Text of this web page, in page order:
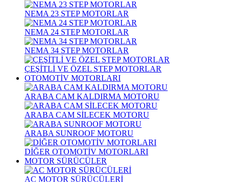
NEMA 23 STEP MOTORLAR
NEMA 24 STEP MOTORLAR
NEMA 34 STEP MOTORLAR
ÇEŞİTLİ VE ÖZEL STEP MOTORLAR
OTOMOTİV MOTORLARI
ARABA CAM KALDIRMA MOTORU
ARABA CAM SİLECEK MOTORU
ARABA SUNROOF MOTORU
DİĞER OTOMOTİV MOTORLARI
MOTOR SÜRÜCÜLER
AC MOTOR SÜRÜCÜLERİ